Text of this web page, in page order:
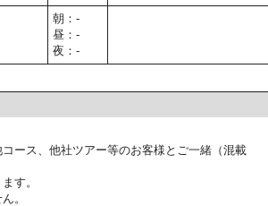
朝：-
昼：-
夜：-
ース、他社ツアー等のお客様とご一緒（混載
す。
。